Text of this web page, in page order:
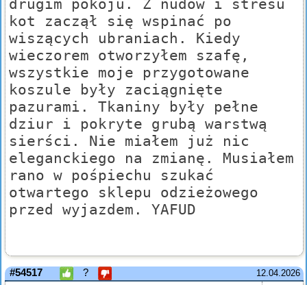
drugim pokoju. Z nudów i stresu
kot zaczął się wspinać po
wiszących ubraniach. Kiedy
wieczorem otworzyłem szafę,
wszystkie moje przygotowane
koszule były zaciągnięte
pazurami. Tkaniny były pełne
dziur i pokryte grubą warstwą
sierści. Nie miałem już nic
eleganckiego na zmianę. Musiałem
rano w pośpiechu szukać
otwartego sklepu odzieżowego
przed wyjazdem. YAFUD
12.04.2026
#54517 ?